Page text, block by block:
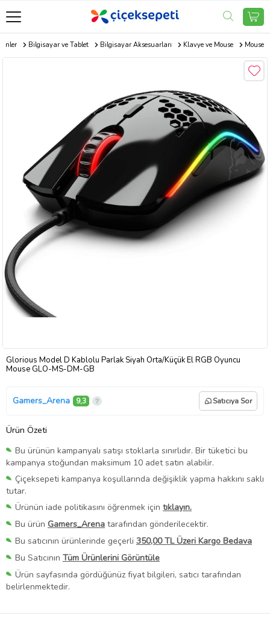
Bilgisayar ve Tablet Bilgisayar Aksesuarları Klavye ve Mouse Mouse
Glorious Model D Kablolu Parlak Siyah Orta/Küçük El RGB Oyuncu
Mouse GLO-MS-DM-GB
Gamers_Arena 9,3 Satıcıya Sor
Ürün Özeti
Bu ürünün kampanyalı satışı stoklarla sınırlıdır. Bir tüketici bu
kampanya stoğundan maksimum 10 adet satın alabilir.
Çiçeksepeti kampanya koşullarında değişiklik yapma hakkını saklı
tutar.
Ürünün iade politikasını öğrenmek için tıklayın.
Bu ürün Gamers_Arena tarafından gönderilecektir.
Bu satıcının ürünlerinde geçerli 350,00 TL Üzeri Kargo Bedava
Bu Satıcının Tüm Ürünlerini Görüntüle
Ürün sayfasında gördüğünüz fiyat bilgileri, satıcı tarafından
belirlenmektedir.